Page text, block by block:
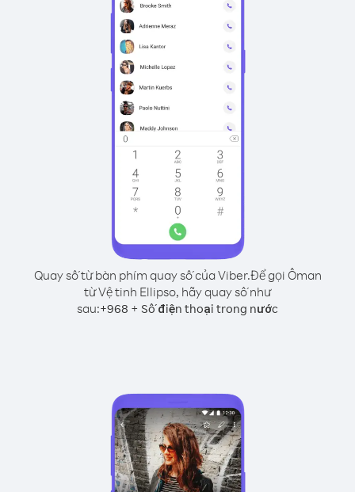
Quay số từ bàn phím quay số của Viber.Để gọi Ôman
từ Vệ tinh Ellipso, hãy quay số như
sau:+968 + Số điện thoại trong nước